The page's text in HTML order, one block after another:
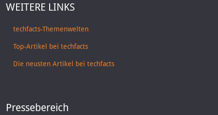
WEITERE LINKS
techfacts-Themenwelten
Top-Artikel bei techfacts
Die neusten Artikel bei techfacts
Pressebereich